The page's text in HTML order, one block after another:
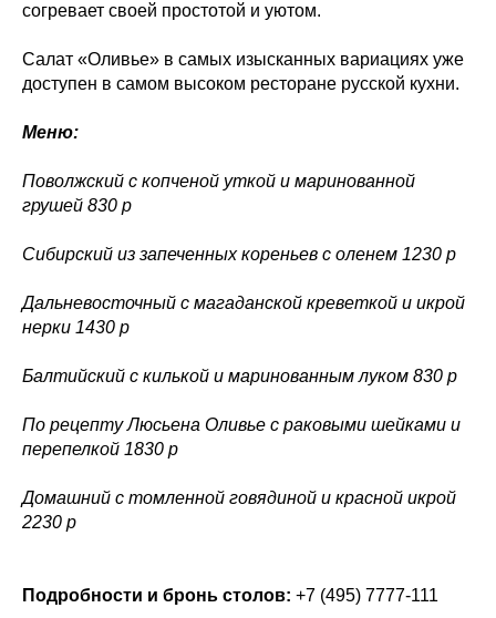
согревает своей простотой и уютом.
Салат «Оливье» в самых изысканных вариациях уже
доступен в самом высоком ресторане русской кухни.
Меню:
Поволжский с копченой уткой и маринованной
грушей 830 р
Сибирский из запеченных кореньев с оленем 1230 р
Дальневосточный с магаданской креветкой и икрой
нерки 1430 р
Балтийский с килькой и маринованным луком 830 р
По рецепту Люсьена Оливье с раковыми шейками и
перепелкой 1830 р
Домашний с томленной говядиной и красной икрой
2230 р
Подробности и бронь столов: +7 (495) 7777-111